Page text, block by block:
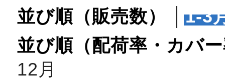
並び順（販売数）
1‐3
並び順（配荷率・カバ
12月